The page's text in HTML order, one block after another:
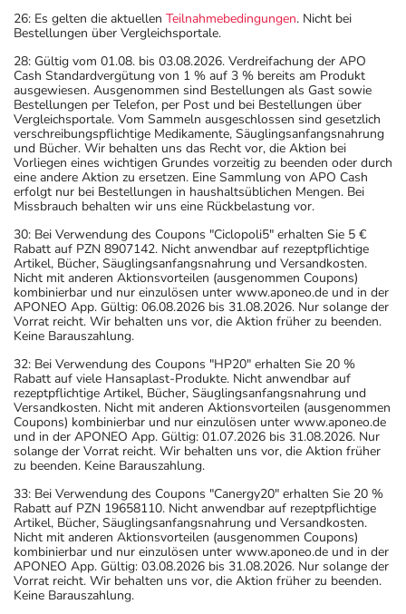
26: Es gelten die aktuellen Teilnahmebedingungen. Nicht bei
Bestellungen über Vergleichsportale.
28: Gültig vom 01.08. bis 03.08.2026. Verdreifachung der APO
Cash Standardvergütung von 1 % auf 3 % bereits am Produkt
ausgewiesen. Ausgenommen sind Bestellungen als Gast sowie
Bestellungen per Telefon, per Post und bei Bestellungen über
Vergleichsportale. Vom Sammeln ausgeschlossen sind gesetzlich
verschreibungspflichtige Medikamente, Säuglingsanfangsnahrung
und Bücher. Wir behalten uns das Recht vor, die Aktion bei
Vorliegen eines wichtigen Grundes vorzeitig zu beenden oder durch
eine andere Aktion zu ersetzen. Eine Sammlung von APO Cash
erfolgt nur bei Bestellungen in haushaltsüblichen Mengen. Bei
Missbrauch behalten wir uns eine Rückbelastung vor.
30: Bei Verwendung des Coupons "Ciclopoli5" erhalten Sie 5 €
Rabatt auf PZN 8907142. Nicht anwendbar auf rezeptpflichtige
Artikel, Bücher, Säuglingsanfangsnahrung und Versandkosten.
Nicht mit anderen Aktionsvorteilen (ausgenommen Coupons)
kombinierbar und nur einzulösen unter www.aponeo.de und in der
APONEO App. Gültig: 06.08.2026 bis 31.08.2026. Nur solange der
Vorrat reicht. Wir behalten uns vor, die Aktion früher zu beenden.
Keine Barauszahlung.
32: Bei Verwendung des Coupons "HP20" erhalten Sie 20 %
Rabatt auf viele Hansaplast-Produkte. Nicht anwendbar auf
rezeptpflichtige Artikel, Bücher, Säuglingsanfangsnahrung und
Versandkosten. Nicht mit anderen Aktionsvorteilen (ausgenommen
Coupons) kombinierbar und nur einzulösen unter www.aponeo.de
und in der APONEO App. Gültig: 01.07.2026 bis 31.08.2026. Nur
solange der Vorrat reicht. Wir behalten uns vor, die Aktion früher
zu beenden. Keine Barauszahlung.
33: Bei Verwendung des Coupons "Canergy20" erhalten Sie 20 %
Rabatt auf PZN 19658110. Nicht anwendbar auf rezeptpflichtige
Artikel, Bücher, Säuglingsanfangsnahrung und Versandkosten.
Nicht mit anderen Aktionsvorteilen (ausgenommen Coupons)
kombinierbar und nur einzulösen unter www.aponeo.de und in der
APONEO App. Gültig: 03.08.2026 bis 31.08.2026. Nur solange der
Vorrat reicht. Wir behalten uns vor, die Aktion früher zu beenden.
Keine Barauszahlung.